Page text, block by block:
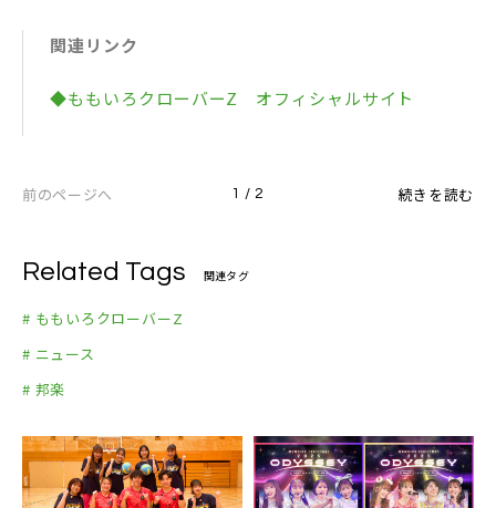
e manners）
4. あんた飛ばしすぎ!!（作詞：オークラ / 二牟礼卓巳
5. 魂のたべもの（作詞：岩里祐穂 作曲・編曲：横山
6. Re:Story（作詞・作曲・編曲：invisible manner
s）
7. リバイバル（作詞：Chica / Amon Hayashi 作曲：
8. 華麗なる復讐（作詞：zopp 作曲：Junxix. 編曲：
かずぼーい.）
関連リンク
◆ももいろクローバーZ オフィシャルサイト
前のページへ 1 / 2 続きを読む
Related Tags 関連タグ
# ももいろクローバーZ
# ニュース
# 邦楽